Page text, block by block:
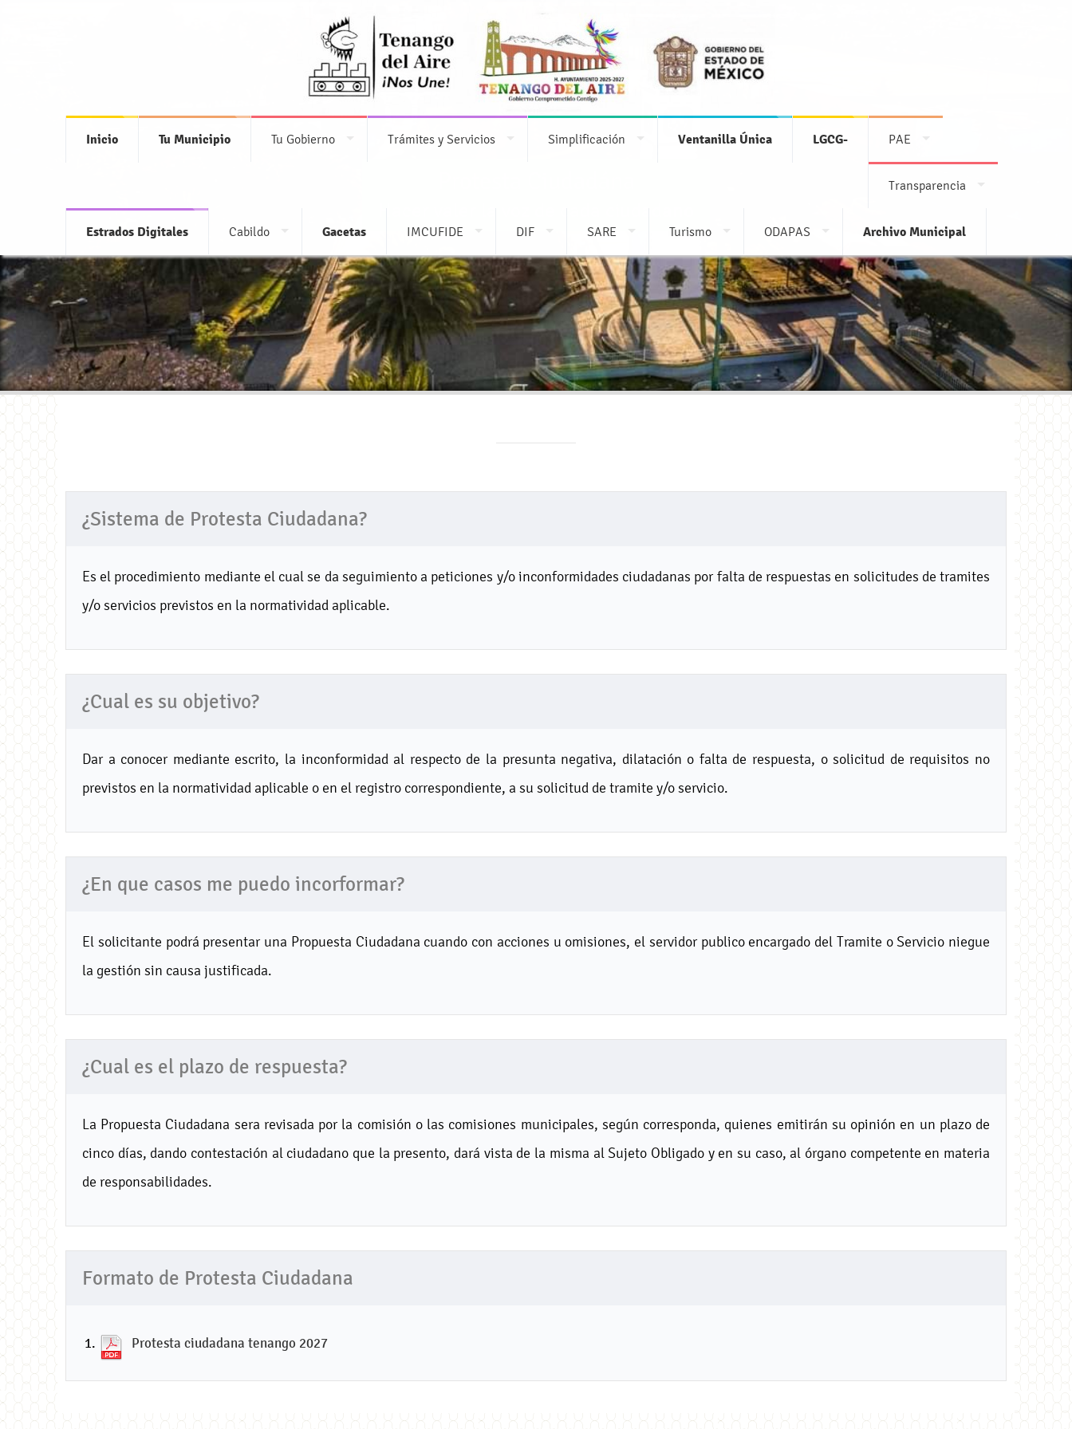
Inicio Tu Municipio Tu Gobierno Trámites y Servicios Simplificación Ventanilla Única LGCG- PAE
Transparencia
Estrados Digitales Cabildo Gacetas IMCUFIDE DIF SARE Turismo ODAPAS Archivo Municipal
¿Sistema de Protesta Ciudadana?
Es el procedimiento mediante el cual se da seguimiento a peticiones y/o inconformidades ciudadanas por falta de respuestas en solicitudes de tramites
y/o servicios previstos en la normatividad aplicable.
¿Cual es su objetivo?
Dar a conocer mediante escrito, la inconformidad al respecto de la presunta negativa, dilatación o falta de respuesta, o solicitud de requisitos no
previstos en la normatividad aplicable o en el registro correspondiente, a su solicitud de tramite y/o servicio.
¿En que casos me puedo incorformar?
El solicitante podrá presentar una Propuesta Ciudadana cuando con acciones u omisiones, el servidor publico encargado del Tramite o Servicio niegue
la gestión sin causa justificada.
¿Cual es el plazo de respuesta?
La Propuesta Ciudadana sera revisada por la comisión o las comisiones municipales, según corresponda, quienes emitirán su opinión en un plazo de
cinco días, dando contestación al ciudadano que la presento, dará vista de la misma al Sujeto Obligado y en su caso, al órgano competente en materia
de responsabilidades.
Formato de Protesta Ciudadana
Protesta ciudadana tenango 2027